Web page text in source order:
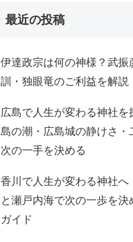
最近の投稿
伊達政宗は何の神様？武振
訓・独眼竜のご利益を解説
広島で人生が変わる神社を
島の潮・広島城の静けさ・
次の一手を決める
香川で人生が変わる神社へ
と瀬戸内海で次の一歩を決
ガイド